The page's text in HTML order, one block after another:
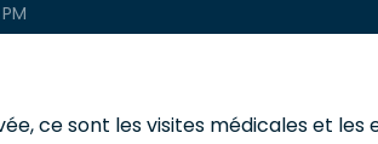
ce sont les visites médicales et les